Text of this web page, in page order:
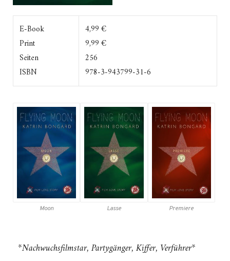
E-Book
Print
Seiten
ISBN
4,99 €
9,99 €
256
978-3-943799-31-6
Moon Lasse Premiere
*Nachwuchsfilmstar, Partygänger, Kiffer, Verführer*